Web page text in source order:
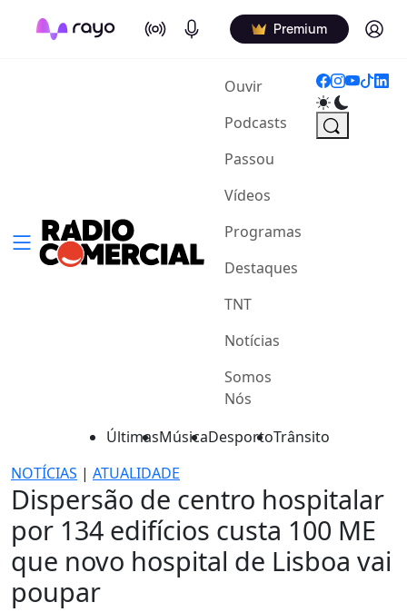
On Air Podcasts Premium Log in
Ouvir(current)
Podcasts
Passou
Vídeos
Programas
Destaques
TNT
Notícias
Somos
Nós
ÚltimasMúsicaDesportoTrânsito
NOTÍCIAS | ATUALIDADE
Dispersão de centro hospitalar
por 134 edifícios custa 100 ME
que novo hospital de Lisboa vai
poupar